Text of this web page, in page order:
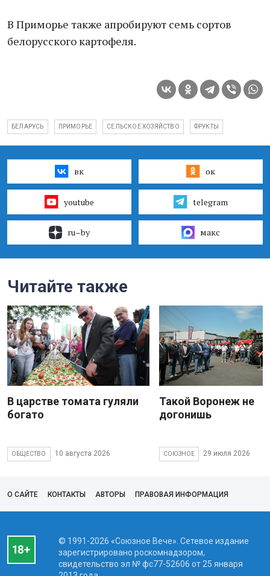
В Приморье также апробируют семь сортов
белорусского картофеля.
БЕЛАРУСЬ ПРИМОРЬЕ СЕЛЬСКОЕ ХОЗЯЙСТВО ФРУКТЫ
вк ок
youtube telegram
ru–by макс
Читайте также
В царстве томата гуляли
богато
ОБЩЕСТВО 10 августа 2026
Такой Воронеж не
догонишь
СОЮЗНОЕ 29 июля 2026
О САЙТЕ КОНТАКТЫ АВТОРЫ ПРАВОВАЯ ИНФОРМАЦИЯ
© 1991-2026 «Союзное Вече». Сетевое издание
зарегистрировано роскомнадзором,
свидетельство эл № фc77-52606 от 25 января